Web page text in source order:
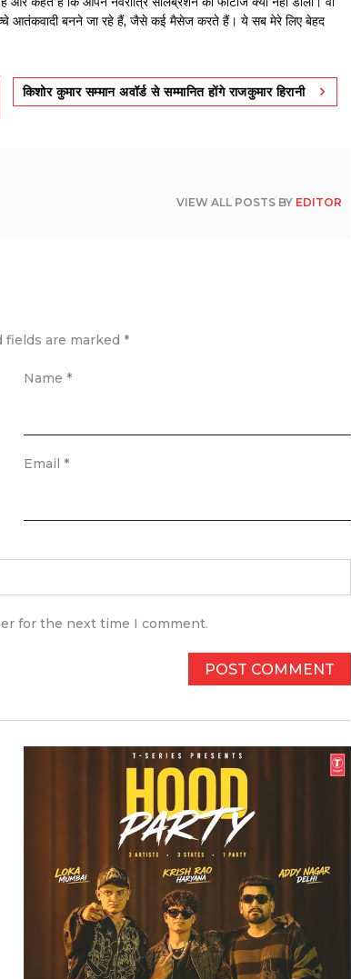
बच्चे आतंकवादी बनने जा रहे हैं, जैसे कई मैसेज करते हैं। ये सब मेरे लिए बेहद
किशोर कुमार सम्मान अवॉर्ड से सम्मानित होंगे राजकुमार हिरानी
VIEW ALL POSTS BY EDITOR
fields are marked *
Name *
Email *
for the next time I comment.